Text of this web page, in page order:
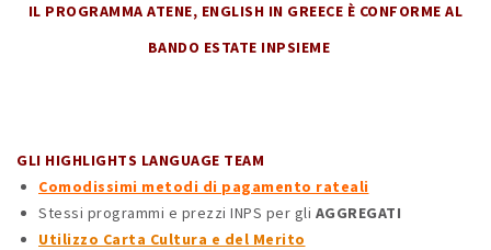
IL PROGRAMMA ATENE, ENGLISH IN GREECE È CONFORME AL
BANDO ESTATE INPSIEME
GLI HIGHLIGHTS LANGUAGE TEAM
Comodissimi metodi di pagamento rateali
Stessi programmi e prezzi INPS per gli AGGREGATI
Utilizzo Carta Cultura e del Merito